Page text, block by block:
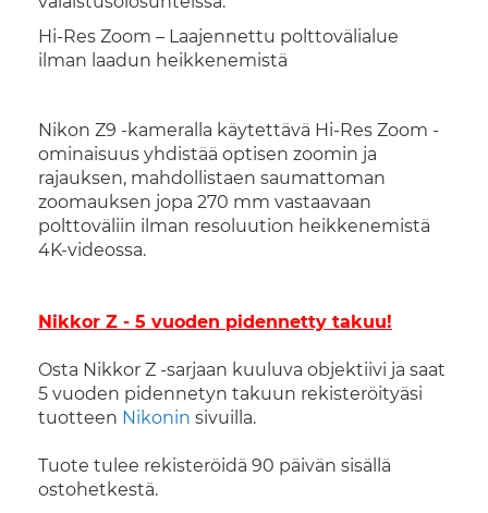
Hi-Res Zoom – Laajennettu polttovälialue
ilman laadun heikkenemistä
Nikon Z9 -kameralla käytettävä Hi-Res Zoom -
ominaisuus yhdistää optisen zoomin ja
rajauksen, mahdollistaen saumattoman
zoomauksen jopa 270 mm vastaavaan
polttoväliin ilman resoluution heikkenemistä
4K-videossa.
Nikkor Z - 5 vuoden pidennetty takuu!
Osta Nikkor Z -sarjaan kuuluva objektiivi ja saat
5 vuoden pidennetyn takuun rekisteröityäsi
tuotteen Nikonin sivuilla.
Tuote tulee rekisteröidä 90 päivän sisällä
ostohetkestä.